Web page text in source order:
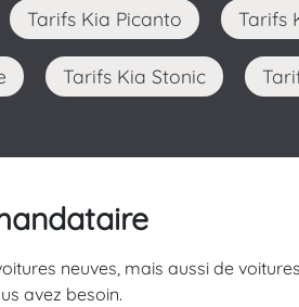
Tarifs Kia Picanto
Tarifs Kia Stonic
neuves, mais aussi de
avez besoin.